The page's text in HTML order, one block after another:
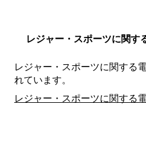
レジャー・スポーツに関す
レジャー・スポーツに関する
れています。
レジャー・スポーツに関する